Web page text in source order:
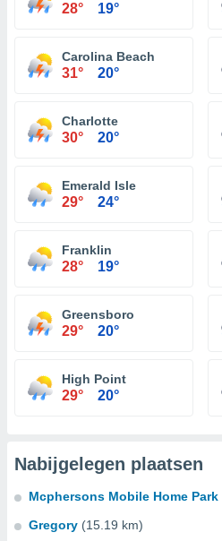
28° 19°
Carolina Beach
31° 20°
Charlotte
30° 20°
Emerald Isle
29° 24°
Franklin
28° 19°
Greensboro
29° 20°
High Point
29° 20°
Nabijgelegen plaatsen
Mcphersons Mobile Home Park
Gregory (15.19 km)